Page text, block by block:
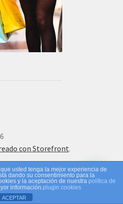
con Storefront.
usted tenga la mejor experiencia de
dando su consentimiento para la
y la aceptación de nuestra política de
información.plugin cookies
ACEPTAR